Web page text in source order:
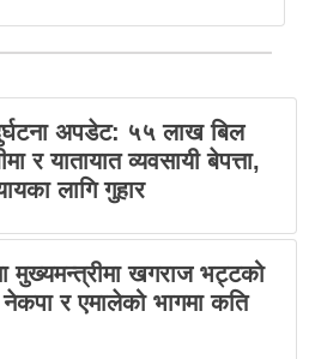
अपडेट: ५५ लाख बिल
र यातायात व्यवसायी बेपत्ता,
लागि गुहार
मुख्यमन्त्रीमा खगराज भट्टको
र एमालेको भागमा कति